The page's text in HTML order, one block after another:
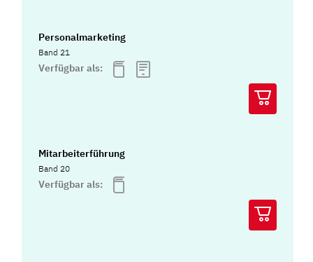
Personalmarketing
Band 21
Verfügbar als:
Mitarbeiterführung
Band 20
Verfügbar als: